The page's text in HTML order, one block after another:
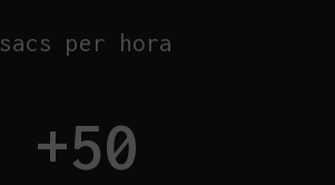
sacs per hora
+50